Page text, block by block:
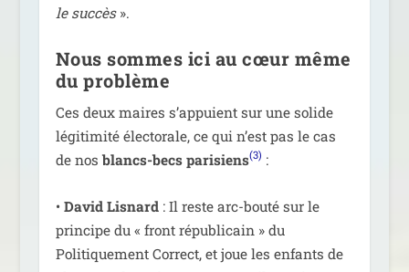
le suc­cès».
Nous sommes ici au cœur même
du problème
Ces deux maires s’ap­puient sur une solide
légi­ti­mi­té élec­to­rale, ce qui n’est pas le cas
de nos blancs-becs pari­siens(3) :
• David Lisnard : Il reste arc-bou­té sur le
prin­cipe du « front répu­bli­cain » du
Politiquement Correct, et joue les enfants de